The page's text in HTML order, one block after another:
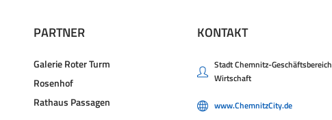
PARTNER
Galerie Roter Turm
Rosenhof
Rathaus Passagen
KONTAKT
Stadt Chemnitz-Geschäftsbereich
Wirtschaft
www.ChemnitzCity.de